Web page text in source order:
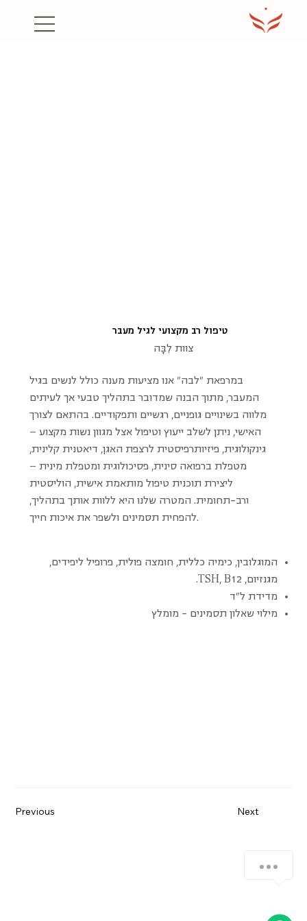
טיפול רב מקצועי לגיל מעבר
צוות לִבָּה
במרפאת "לבה" אנו מציעות מענה כולל לנשים בגיל
המעבר, מתוך הבנה שמדובר בתהליך טבעי אך לעיתים
מלווה בשינויים גופניים, רגשיים ותפקודיים. בהתאם לצורך
האישי, ניתן לשלב ייעוץ וטיפול אצל מגוון נשות מקצוע —
גינקולוגית, פיזיותרפיסטית לרצפת האגן, דיאטנית קלינית,
מטפלת ברפואה סינית, פסיכולוגית ומטפלת מינית —
ליצירת תוכנית טיפול מותאמת אישית, הוליסטית
ורב-תחומית. המטרה שלנו היא ללוות אותך בתהליך,
להפחית תסמינים ולשפר את איכות חייך.
המוגלובין, כימיה כללית, חומצה פולית, פרופיל ליפידים,
מגנזיום, TSH, B12.
מדידת ל"ד
מילוי שאלון תסמינים - מומלץ
Previous Next